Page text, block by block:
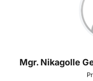
Mgr. Nikagolle